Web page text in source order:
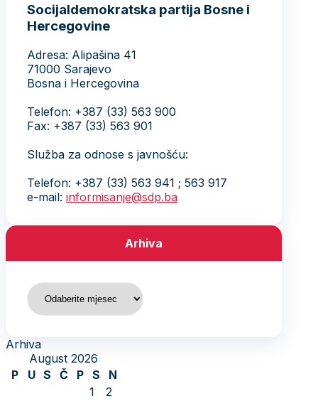
Socijaldemokratska partija Bosne i
Hercegovine
Adresa: Alipašina 41
71000 Sarajevo
Bosna i Hercegovina
Telefon: +387 (33) 563 900
Fax: +387 (33) 563 901
Služba za odnose s javnošću:
Telefon: +387 (33) 563 941 ; 563 917
e-mail: informisanje@sdp.ba
Arhiva
Arhiva
Arhiva
August 2026
P
U S Č P S
N
1
2